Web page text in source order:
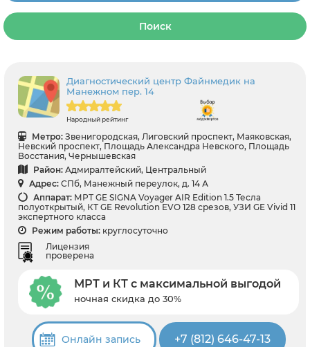
Поиск
Диагностический центр Файнмедик на
Манежном пер. 14
Народный рейтинг
Метро: Звенигородская, Лиговский проспект, Маяковская,
Невский проспект, Площадь Александра Невского, Площадь
Восстания, Чернышевская
Район: Адмиралтейский, Центральный
Адрес: СПб, Манежный переулок, д. 14 А
Аппарат: МРТ GE SIGNA Voyager AIR Edition 1.5 Тесла
полуоткрытый, КТ GE Revolution EVO 128 срезов, УЗИ GE Vivid 11
экспертного класса
Режим работы: круглосуточно
Лицензия
проверена
МРТ и КТ с максимальной выгодой
ночная скидка до 30%
Онлайн запись +7 (812) 646-47-13